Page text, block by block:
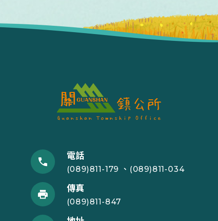
電話
(089)811-179 、(089)811-034
傳真
(089)811-847